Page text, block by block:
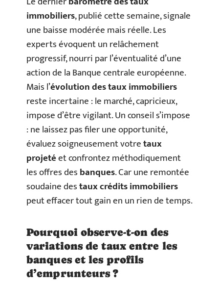
immobiliers, publié cette semaine, signale
une baisse modérée mais réelle. Les
experts évoquent un relâchement
progressif, nourri par l’éventualité d’une
action de la Banque centrale européenne.
Mais l’évolution des taux immobiliers
reste incertaine : le marché, capricieux,
impose d’être vigilant. Un conseil s’impose
: ne laissez pas filer une opportunité,
évaluez soigneusement votretaux
projetéet confrontez méthodiquement
les offres desbanques. Car une remontée
soudaine destaux crédits immobiliers
peut effacer tout gain en un rien de temps.
Pourquoi observe-t-on des
variations de taux entre les
banques et les profils
d’emprunteurs ?